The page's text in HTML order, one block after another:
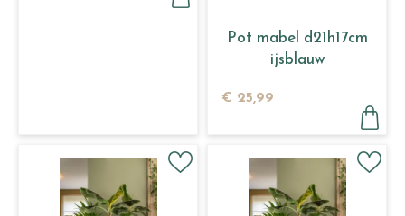
Pot mabel d21h17cm
ijsblauw
€ 25,99